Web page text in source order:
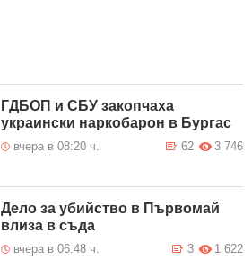
ГДБОП и СБУ закопчаха
украински наркобарон в Бургас
вчера в 08:20 ч. 3 746
62
Дело за убийство в Първомай
влиза в съда
вчера в 06:48 ч. 1 622
3